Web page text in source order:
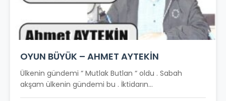
OYUN BÜYÜK – AHMET AYTEKİN
Ülkenin gündemi “ Mutlak Butlan “ oldu . Sabah
akşam ülkenin gündemi bu . İktidarın...